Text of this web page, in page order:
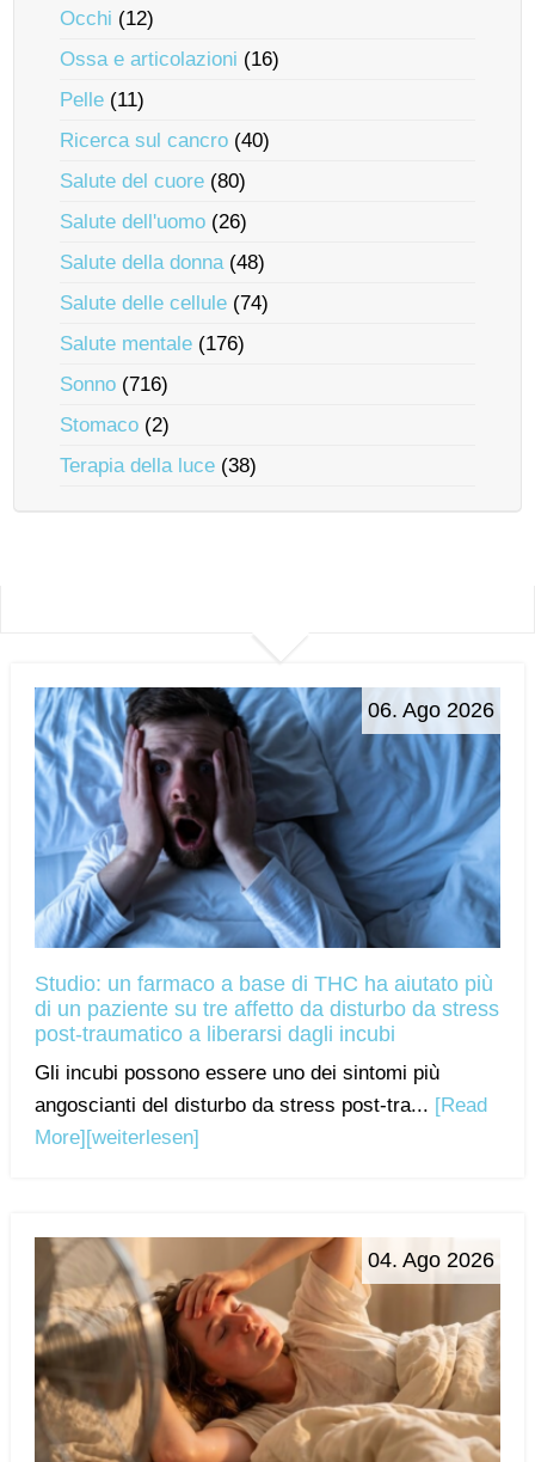
Occhi (12)
Ossa e articolazioni (16)
Pelle (11)
Ricerca sul cancro (40)
Salute del cuore (80)
Salute dell'uomo (26)
Salute della donna(48)
Salute delle cellule (74)
Salute mentale (176)
Sonno (716)
Stomaco (2)
Terapia della luce (38)
06. Ago 2026
Studio: un farmaco a base di THC ha aiutato più
di un paziente su tre affetto da disturbo da stress
post-traumatico a liberarsi dagli incubi
Gli incubi possono essere uno dei sintomi più
angoscianti del disturbo da stress post-tra... [Read
More] [weiterlesen]
04. Ago 2026